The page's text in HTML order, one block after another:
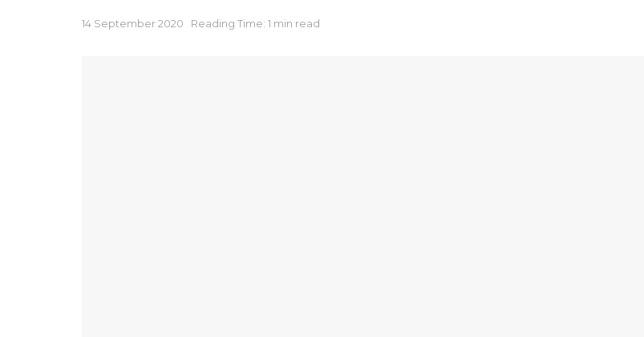
14 September 2020 Reading Time: 1 min read